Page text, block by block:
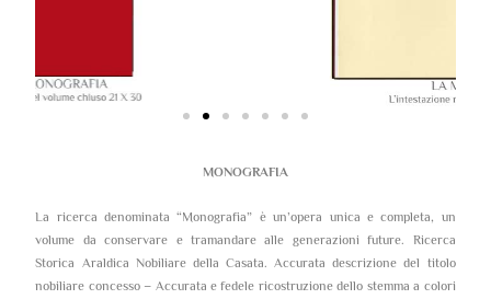
MONOGRAFIA
La ricerca denominata “Monografia” è un’opera unica e completa, un
volume da conservare e tramandare alle generazioni future. Ricerca
Storica Araldica Nobiliare della Casata. Accurata descrizione del titolo
nobiliare concesso – Accurata e fedele ricostruzione dello stemma a colori